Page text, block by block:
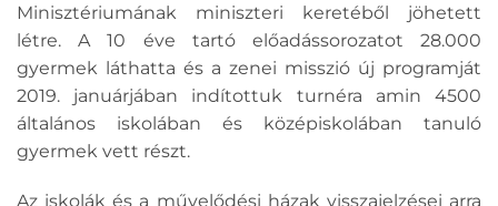
Minisztériumának miniszteri keretéből jöhetett
létre. A 10 éve tartó előadássorozatot 28.000
gyermek láthatta és a zenei misszió új programját
2019. januárjában indítottuk turnéra amin 4500
általános iskolában és középiskolában tanuló
gyermek vett részt.
Az iskolák és a művelődési házak visszajelzései arra